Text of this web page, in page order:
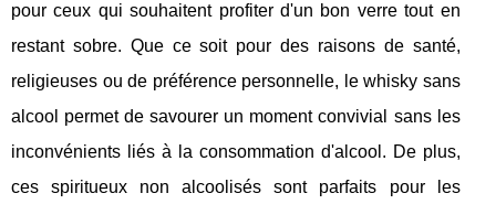
pour ceux qui souhaitent profiter d'un bon verre tout en
restant sobre. Que ce soit pour des raisons de santé,
religieuses ou de préférence personnelle, le whisky sans
alcool permet de savourer un moment convivial sans les
inconvénients liés à la consommation d'alcool. De plus,
ces spiritueux non alcoolisés sont parfaits pour les